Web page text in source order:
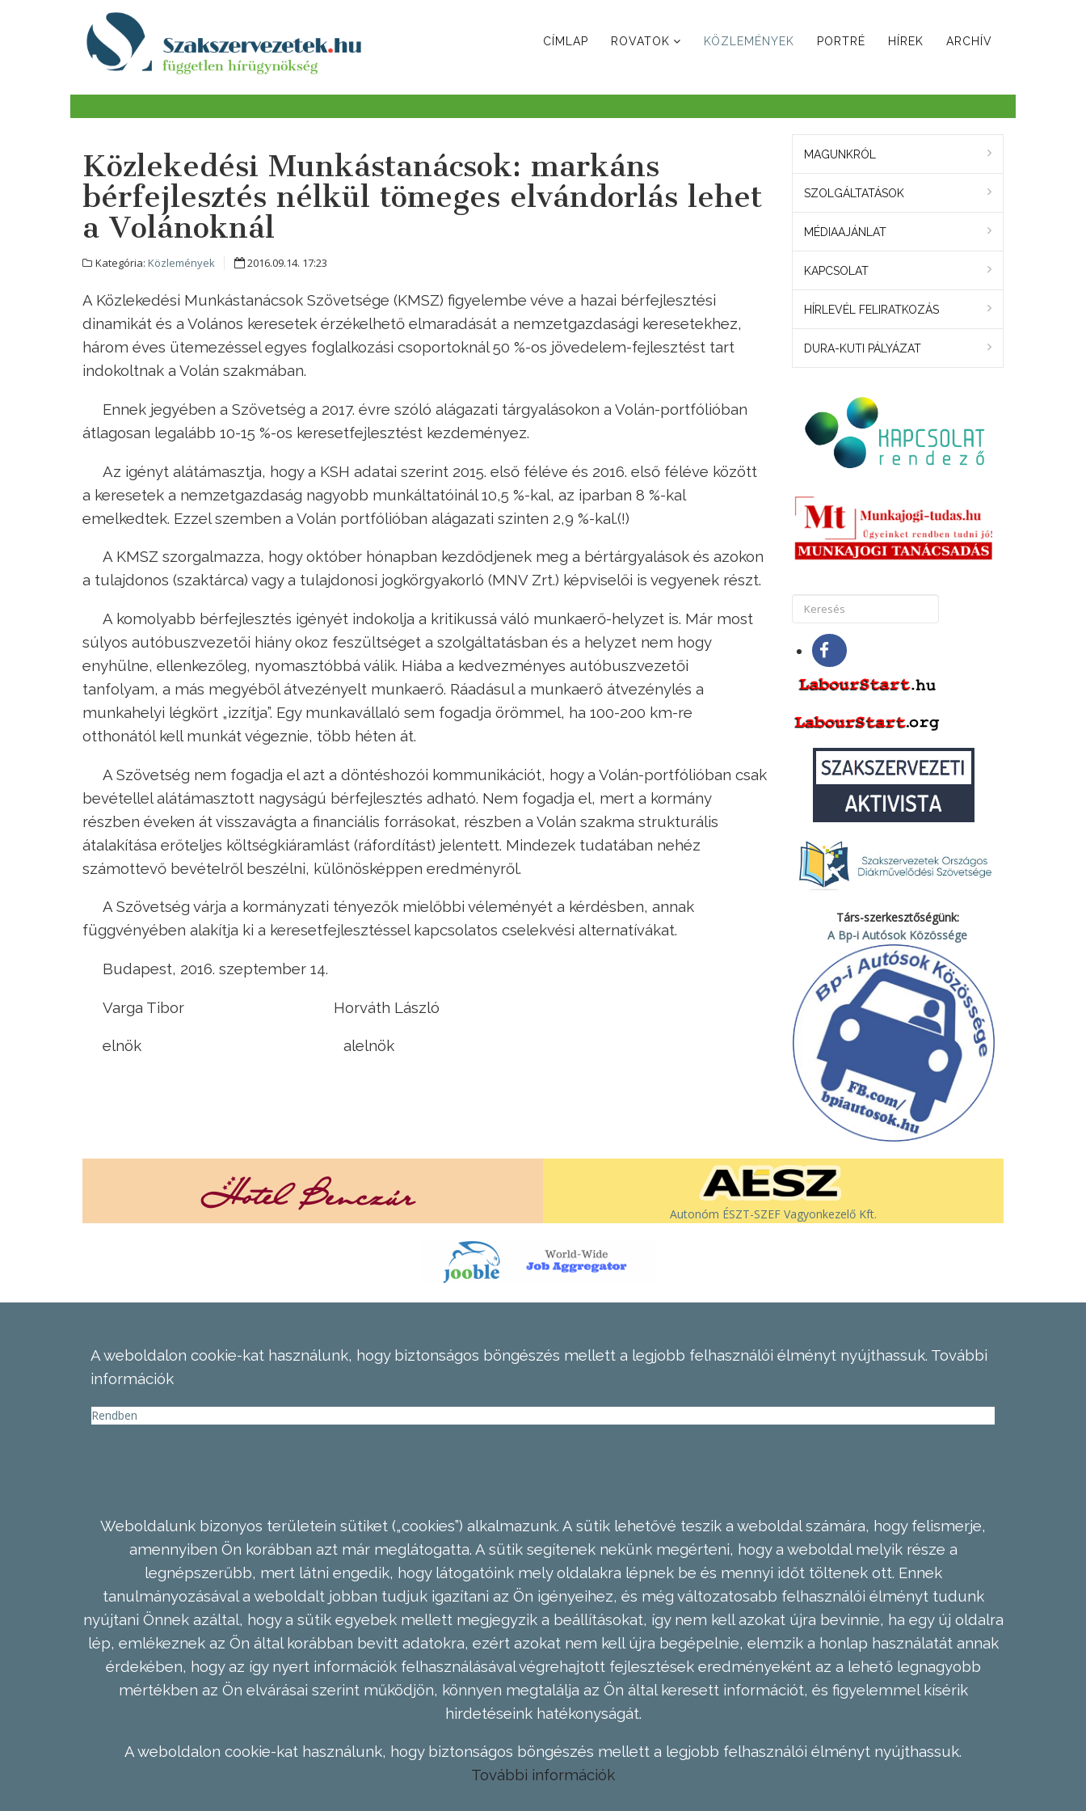
CÍMLAP ROVATOK KÖZLEMÉNYEK PORTRÉ HÍREK ARCHÍV
Közlekedési Munkástanácsok: markáns
bérfejlesztés nélkül tömeges elvándorlás lehet
a Volánoknál
Kategória: Közlemények 2016.09.14. 17:23
A Közlekedési Munkástanácsok Szövetsége (KMSZ) figyelembe véve a hazai bérfejlesztési
dinamikát és a Volános keresetek érzékelhető elmaradását a nemzetgazdasági keresetekhez,
három éves ütemezéssel egyes foglalkozási csoportoknál 50 %-os jövedelem-fejlesztést tart
indokoltnak a Volán szakmában.
Ennek jegyében a Szövetség a 2017. évre szóló alágazati tárgyalásokon a Volán-portfólióban
átlagosan legalább 10-15 %-os keresetfejlesztést kezdeményez.
Az igényt alátámasztja, hogy a KSH adatai szerint 2015. első féléve és 2016. első féléve között
a keresetek a nemzetgazdaság nagyobb munkáltatóinál 10,5 %-kal, az iparban 8 %-kal
emelkedtek. Ezzel szemben a Volán portfólióban alágazati szinten 2,9 %-kal.(!)
A KMSZ szorgalmazza, hogy október hónapban kezdődjenek meg a bértárgyalások és azokon
a tulajdonos (szaktárca) vagy a tulajdonosi jogkörgyakorló (MNV Zrt.) képviselői is vegyenek részt.
A komolyabb bérfejlesztés igényét indokolja a kritikussá váló munkaerő-helyzet is. Már most
súlyos autóbuszvezetői hiány okoz feszültséget a szolgáltatásban és a helyzet nem hogy
enyhülne, ellenkezőleg, nyomasztóbbá válik. Hiába a kedvezményes autóbuszvezetői
tanfolyam, a más megyéből átvezényelt munkaerő. Ráadásul a munkaerő átvezénylés a
munkahelyi légkört „izzítja”. Egy munkavállaló sem fogadja örömmel, ha 100-200 km-re
otthonától kell munkát végeznie, több héten át.
A Szövetség nem fogadja el azt a döntéshozói kommunikációt, hogy a Volán-portfólióban csak
bevétellel alátámasztott nagyságú bérfejlesztés adható. Nem fogadja el, mert a kormány
részben éveken át visszavágta a financiális forrásokat, részben a Volán szakma strukturális
átalakítása erőteljes költségkiáramlást (ráfordítást) jelentett. Mindezek tudatában nehéz
számottevő bevételről beszélni, különösképpen eredményről.
A Szövetség várja a kormányzati tényezők mielőbbi véleményét a kérdésben, annak
függvényében alakítja ki a keresetfejlesztéssel kapcsolatos cselekvési alternatívákat.
Budapest, 2016. szeptember 14.
Varga Tibor Horváth László
elnök alelnök
MAGUNKRÓL
SZOLGÁLTATÁSOK
MÉDIAAJÁNLAT
KAPCSOLAT
HÍRLEVÉL FELIRATKOZÁS
DURA-KUTI PÁLYÁZAT
Társ-szerkesztőségünk:
A Bp-i Autósok Közössége
Autonóm ÉSZT-SZEF Vagyonkezelő Kft.
A weboldalon cookie-kat használunk, hogy biztonságos böngészés mellett a legjobb felhasználói élményt nyújthassuk. További
információk
Rendben
Weboldalunk bizonyos területein sütiket („cookies”) alkalmazunk. A sütik lehetővé teszik a weboldal számára, hogy felismerje,
amennyiben Ön korábban azt már meglátogatta. A sütik segítenek nekünk megérteni, hogy a weboldal melyik része a
legnépszerűbb, mert látni engedik, hogy látogatóink mely oldalakra lépnek be és mennyi időt töltenek ott. Ennek
tanulmányozásával a weboldalt jobban tudjuk igazítani az Ön igényeihez, és még változatosabb felhasználói élményt tudunk
nyújtani Önnek azáltal, hogy a sütik egyebek mellett megjegyzik a beállításokat, így nem kell azokat újra bevinnie, ha egy új oldalra
lép, emlékeznek az Ön által korábban bevitt adatokra, ezért azokat nem kell újra begépelnie, elemzik a honlap használatát annak
érdekében, hogy az így nyert információk felhasználásával végrehajtott fejlesztések eredményeként az a lehető legnagyobb
mértékben az Ön elvárásai szerint működjön, könnyen megtalálja az Ön által keresett információt, és figyelemmel kísérik
hirdetéseink hatékonyságát.
A weboldalon cookie-kat használunk, hogy biztonságos böngészés mellett a legjobb felhasználói élményt nyújthassuk.
További információk